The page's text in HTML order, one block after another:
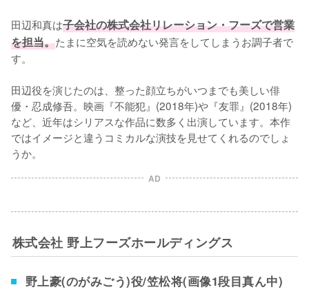
田辺和真は子会社の株式会社リレーション・フーズで営業
を担当。たまに空気を読めない発言をしてしまうお調子者で
す。
田辺役を演じたのは、整った顔立ちがいつまでも美しい俳
優・忍成修吾。映画『不能犯』(2018年)や『友罪』(2018年)
など、近年はシリアスな作品に数多く出演しています。本作
ではイメージと違うコミカルな演技を見せてくれるのでしょ
うか。
AD
株式会社 野上フーズホールディングス
野上豪(のがみごう)役/笠松将(画像1段目真ん中)